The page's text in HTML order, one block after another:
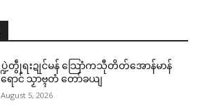
ပ္ဍဲတွဵုရးဍုင်မန် သြောံကသီုတိတ်အောန်မာန်
ရောင် သၟာဗ္ၚတံ တော်ခယျ
August 5, 2026